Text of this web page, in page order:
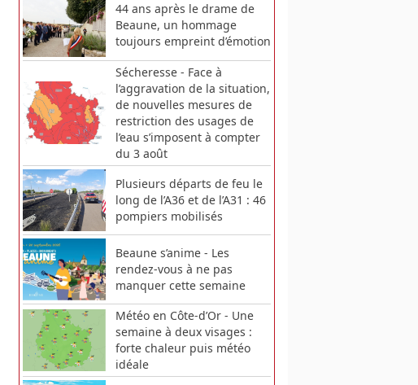
44 ans après le drame de
Beaune, un hommage
toujours empreint d’émotion
Sécheresse - Face à
l’aggravation de la situation,
de nouvelles mesures de
restriction des usages de
l’eau s’imposent à compter
du 3 août
Plusieurs départs de feu le
long de l’A36 et de l’A31 : 46
pompiers mobilisés
Beaune s’anime - Les
rendez-vous à ne pas
manquer cette semaine
Météo en Côte-d’Or - Une
semaine à deux visages :
forte chaleur puis météo
idéale